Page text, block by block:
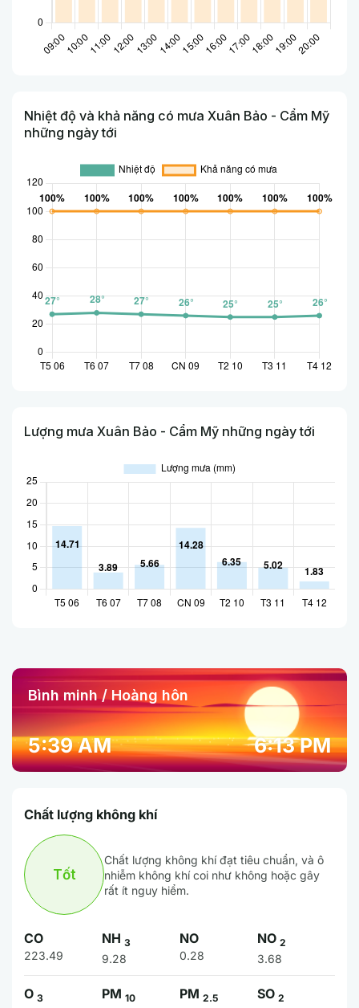
Nhiệt độ và khả năng có mưa Xuân Bảo - Cẩm Mỹ
những ngày tới
Lượng mưa Xuân Bảo - Cẩm Mỹ những ngày tới
Bình minh / Hoàng hôn
5:39 AM 6:13 PM
Chất lượng không khí
Tốt
Chất lượng không khí đạt tiêu chuẩn, và ô
nhiễm không khí coi như không hoặc gây
rất ít nguy hiểm.
CO
223.49
NH 3
9.28
NO
0.28
NO 2
3.68
O 3 PM 10 PM 2.5 SO 2